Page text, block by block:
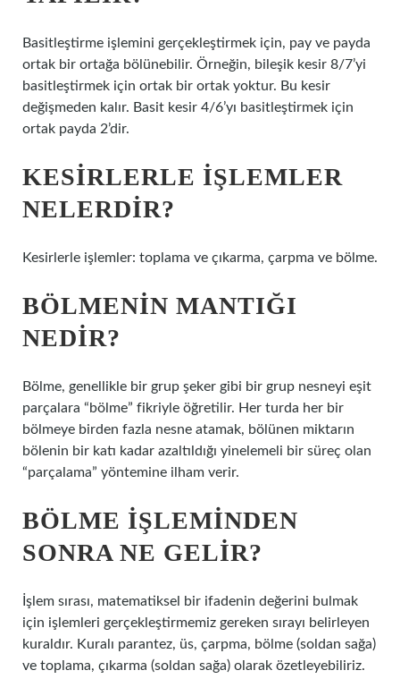
Basitleştirme işlemini gerçekleştirmek için, pay ve payda
ortak bir ortağa bölünebilir. Örneğin, bileşik kesir 8/7’yi
basitleştirmek için ortak bir ortak yoktur. Bu kesir
değişmeden kalır. Basit kesir 4/6’yı basitleştirmek için
ortak payda 2’dir.
KESIRLERLE IŞLEMLER
NELERDIR?
Kesirlerle işlemler: toplama ve çıkarma, çarpma ve bölme.
BÖLMENIN MANTIĞI
NEDIR?
Bölme, genellikle bir grup şeker gibi bir grup nesneyi eşit
parçalara “bölme” fikriyle öğretilir. Her turda her bir
bölmeye birden fazla nesne atamak, bölünen miktarın
bölenin bir katı kadar azaltıldığı yinelemeli bir süreç olan
“parçalama” yöntemine ilham verir.
BÖLME IŞLEMINDEN
SONRA NE GELIR?
İşlem sırası, matematiksel bir ifadenin değerini bulmak
için işlemleri gerçekleştirmemiz gereken sırayı belirleyen
kuraldır. Kuralı parantez, üs, çarpma, bölme (soldan sağa)
ve toplama, çıkarma (soldan sağa) olarak özetleyebiliriz.